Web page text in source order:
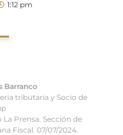
1:12 pm
Barranco
tributaria y Socio de
Prensa. Sección de
Fiscal. 07/07/2024.